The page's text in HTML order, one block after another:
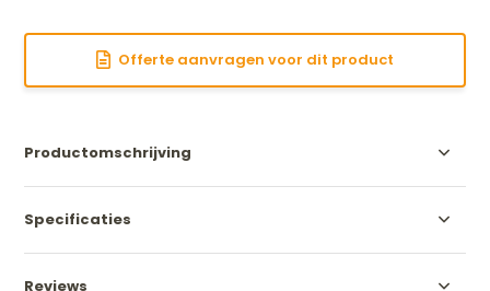
Offerte aanvragen voor dit product
Productomschrijving
Specificaties
Reviews